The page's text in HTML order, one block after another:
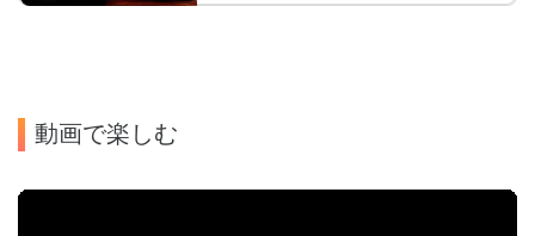
ィン #とうちゃんはテンネンパーマ
動画で楽しむ